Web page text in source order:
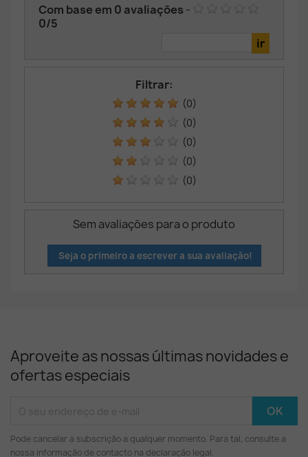
Com base em 0 avaliações -
0/5
Filtrar:
(0)
(0)
(0)
(0)
(0)
Sem avaliações para o produto
Seja o primeiro a escrever a sua avaliação!
Aproveite as nossas últimas novidades e
ofertas especiais
Pode cancelar a subscrição a qualquer momento. Para tal, consulte a
nossa informação de contacto na declaração legal.